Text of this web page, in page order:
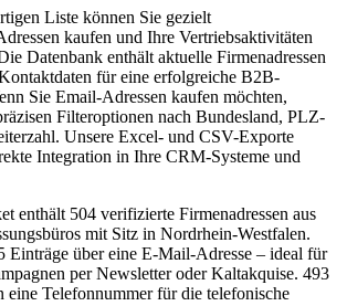
Liste können Sie gezielt
kaufen und Ihre Vertriebsaktivitäten
Datenbank enthält aktuelle Firmenadressen
für eine erfolgreiche B2B-
Sie Email-Adressen kaufen möchten,
Filteroptionen nach Bundesland, PLZ-
Unsere Excel- und CSV-Exporte
Integration in Ihre CRM-Systeme und
enthält 504 verifizierte Firmenadressen aus
mit Sitz in Nordrhein-Westfalen.
Einträge über eine E-Mail-Adresse – ideal für
per Newsletter oder Kaltakquise. 493
eine Telefonnummer für die telefonische